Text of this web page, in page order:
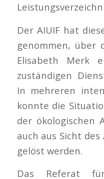
Der AIUIF hat
genommen, über
Elisabeth Merk
zuständigen
In mehreren
konnte die
der ökologischen
auch aus Sicht
gelöst werden.
Das Referat